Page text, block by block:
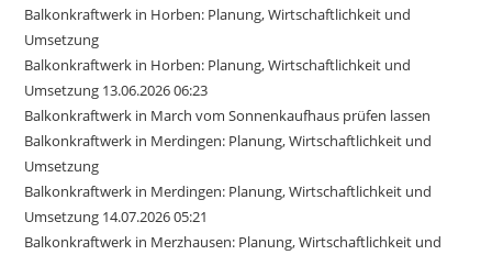
Balkonkraftwerk in Horben: Planung, Wirtschaftlichkeit und
Umsetzung
Balkonkraftwerk in Horben: Planung, Wirtschaftlichkeit und
Umsetzung 13.06.2026 06:23
Balkonkraftwerk in March vom Sonnenkaufhaus prüfen lassen
Balkonkraftwerk in Merdingen: Planung, Wirtschaftlichkeit und
Umsetzung
Balkonkraftwerk in Merdingen: Planung, Wirtschaftlichkeit und
Umsetzung 14.07.2026 05:21
Balkonkraftwerk in Merzhausen: Planung, Wirtschaftlichkeit und